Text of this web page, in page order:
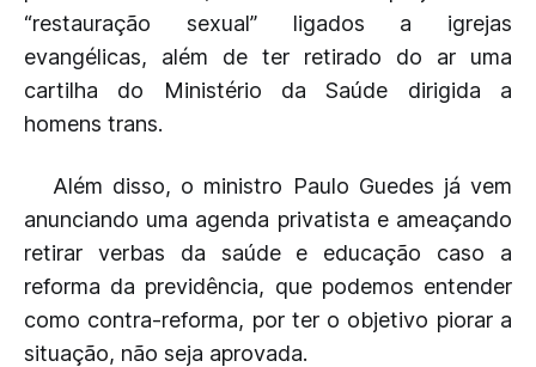
“restauração sexual” ligados a igrejas
evangélicas, além de ter retirado do ar uma
cartilha do Ministério da Saúde dirigida a
homens trans.
Além disso, o ministro Paulo Guedes já vem
anunciando uma agenda privatista e ameaçando
retirar verbas da saúde e educação caso a
reforma da previdência, que podemos entender
como contra-reforma, por ter o objetivo piorar a
situação, não seja aprovada.